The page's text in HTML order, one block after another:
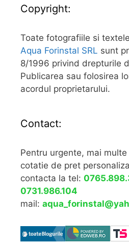
Copyright:
Toate fotografiile si
Aqua Forinstal SRL sunt
8/1996 privind drepturile
Publicarea sau folosirea
acordul proprietarului.
Contact:
Pentru urgente, mai
cotatie de pret
contacta la tel:
0731.986.104
mail: